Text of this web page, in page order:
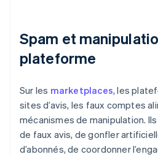
Spam et
plateforme
Sur les marketplaces, les
sites d’avis, les faux comptes
mécanismes de manipulation.
de faux avis, de gonfler
d’abonnés, de coordonner